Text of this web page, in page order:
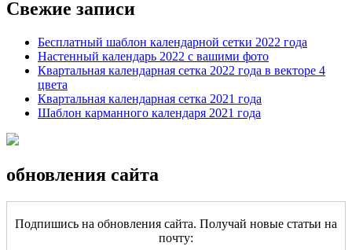
Свежие записи
Бесплатный шаблон календарной сетки 2022 года
Настенный календарь 2022 с вашими фото
Квартальная календарная сетка 2022 года в векторе 4
цвета
Квартальная календарная сетка 2021 года
Шаблон карманного календаря 2021 года
обновления сайта
Подпишись на обновления сайта. Получай новые статьи на
почту: